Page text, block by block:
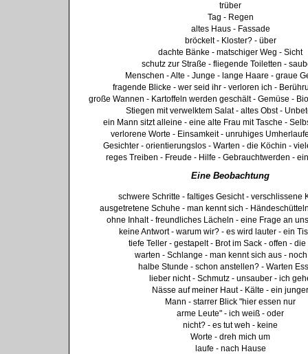
trüber
Tag - Regen
altes Haus - Fassade
bröckelt - Kloster? - über­
dachte Bänke - matschiger Weg - Sicht­
schutz zur Straße - fliegende Toiletten -
Menschen - Alte - Junge - lange Haare - graue
fragende Blicke - wer seid ihr - verloren ich -
große Wannen - Kartoffeln werden geschält - Gemüse -
Stiegen mit verwelktem Salat - altes Obst -
ein Mann sitzt alleine - eine alte Frau mit Tasche -
verlorene Worte - Einsamkeit - unruhiges
Gesichter - orientierungslos - Warten - die Köchin -
reges Treiben - Freude - Hilfe - Gebrauchtwerden -
Eine Beobachtung
schwere Schritte - faltiges Gesicht - verschlissene
ausgetretene Schuhe - man kennt sich -
ohne Inhalt - freundliches Lächeln - eine Frage an
keine Antwort - warum wir? - es wird lauter - ein
tiefe Teller - gestapelt - Brot im Sack - offen - die
warten - Schlange - man kennt sich aus -
halbe Stunde - schon anstellen? - Warten
lieber nicht - Schmutz - unsauber - ich
Nässe auf meiner Haut - Kälte - ein junger
Mann - starrer Blick "hier essen nur
arme Leute" - ich weiß - oder
nicht? - es tut weh - keine
Worte - dreh mich um
laufe - nach Hause